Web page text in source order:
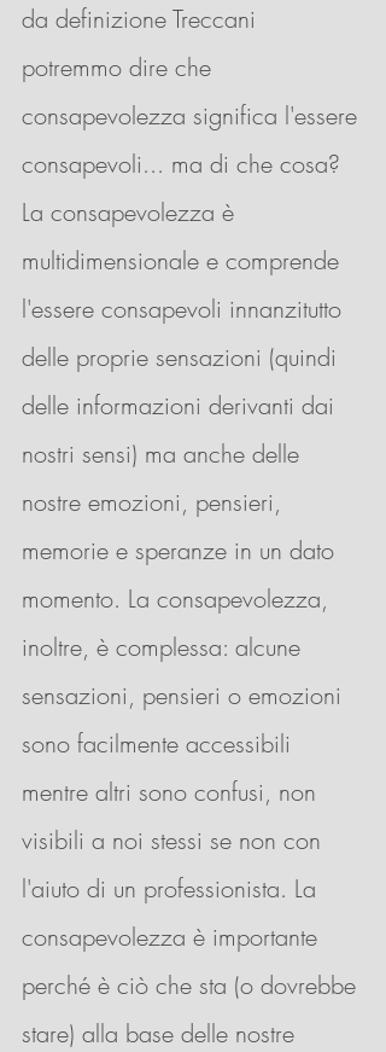
da definizione Treccani
potremmo dire che
consapevolezza significa l'essere
consapevoli... ma di che cosa?
La consapevolezza è
multidimensionale e comprende
l'essere consapevoli innanzitutto
delle proprie sensazioni (quindi
delle informazioni derivanti dai
nostri sensi) ma anche delle
nostre emozioni, pensieri,
memorie e speranze in un dato
momento. La consapevolezza,
inoltre, è complessa: alcune
sensazioni, pensieri o emozioni
sono facilmente accessibili
mentre altri sono confusi, non
visibili a noi stessi se non con
l'aiuto di un professionista. La
consapevolezza è importante
perché è ciò che sta (o dovrebbe
stare) alla base delle nostre